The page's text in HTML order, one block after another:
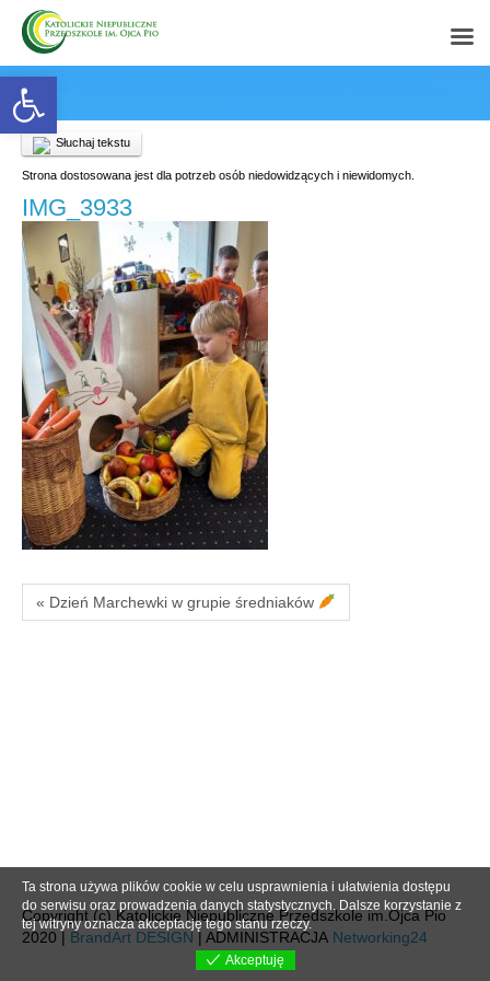
Open toolbar
Słuchaj tekstu
Strona dostosowana jest dla potrzeb osób niedowidzących i niewidomych.
IMG_3933
« Dzień Marchewki w grupie średniaków
Copyright (c) Katolickie Niepubliczne Przedszkole im.Ojca Pio
2020 | BrandArt DESIGN | ADMINISTRACJA Networking24
Ta strona używa plików cookie w celu usprawnienia i ułatwienia dostępu
do serwisu oraz prowadzenia danych statystycznych. Dalsze korzystanie z
tej witryny oznacza akceptację tego stanu rzeczy.
Akceptuję